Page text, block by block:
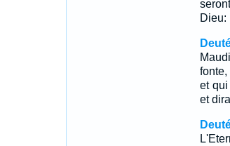
Dieu:
et
et